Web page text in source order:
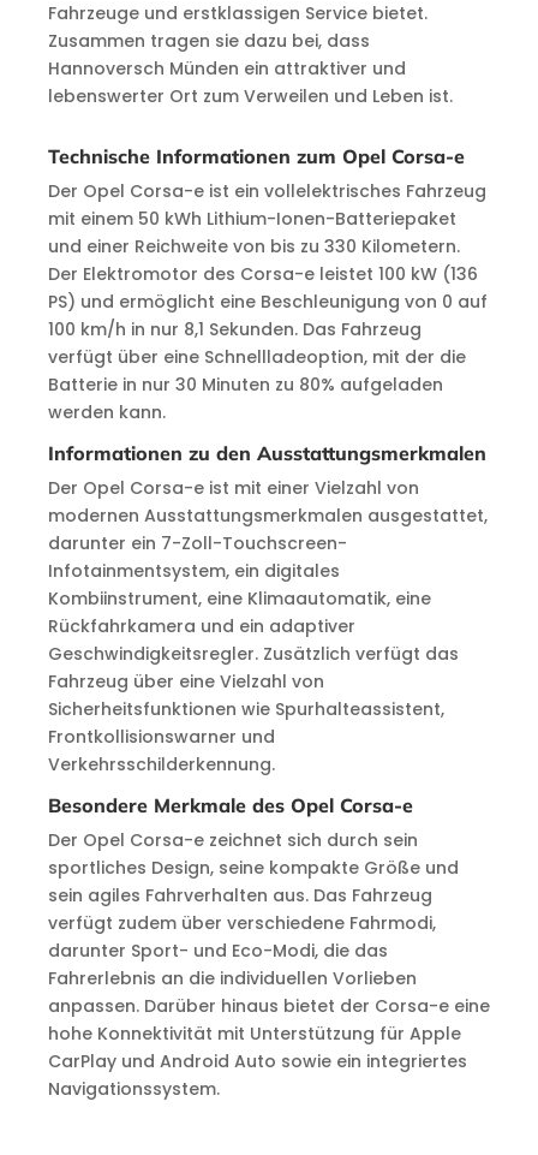
Fahrzeuge und erstklassigen Service bietet.
Zusammen tragen sie dazu bei, dass
Hannoversch Münden ein attraktiver und
lebenswerter Ort zum Verweilen und Leben ist.
Technische Informationen zum Opel Corsa-e
Der Opel Corsa-e ist ein vollelektrisches Fahrzeug
mit einem 50 kWh Lithium-Ionen-Batteriepaket
und einer Reichweite von bis zu 330 Kilometern.
Der Elektromotor des Corsa-e leistet 100 kW (136
PS) und ermöglicht eine Beschleunigung von 0 auf
100 km/h in nur 8,1 Sekunden. Das Fahrzeug
verfügt über eine Schnellladeoption, mit der die
Batterie in nur 30 Minuten zu 80% aufgeladen
werden kann.
Informationen zu den Ausstattungsmerkmalen
Der Opel Corsa-e ist mit einer Vielzahl von
modernen Ausstattungsmerkmalen ausgestattet,
darunter ein 7-Zoll-Touchscreen-
Infotainmentsystem, ein digitales
Kombiinstrument, eine Klimaautomatik, eine
Rückfahrkamera und ein adaptiver
Geschwindigkeitsregler. Zusätzlich verfügt das
Fahrzeug über eine Vielzahl von
Sicherheitsfunktionen wie Spurhalteassistent,
Frontkollisionswarner und
Verkehrsschilderkennung.
Besondere Merkmale des Opel Corsa-e
Der Opel Corsa-e zeichnet sich durch sein
sportliches Design, seine kompakte Größe und
sein agiles Fahrverhalten aus. Das Fahrzeug
verfügt zudem über verschiedene Fahrmodi,
darunter Sport- und Eco-Modi, die das
Fahrerlebnis an die individuellen Vorlieben
anpassen. Darüber hinaus bietet der Corsa-e eine
hohe Konnektivität mit Unterstützung für Apple
CarPlay und Android Auto sowie ein integriertes
Navigationssystem.